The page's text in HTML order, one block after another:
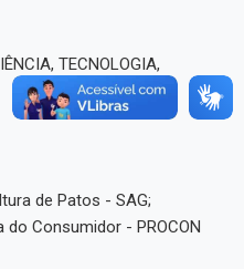
TECNOLOGIA,
de Patos - SAG;
Consumidor - PROCON